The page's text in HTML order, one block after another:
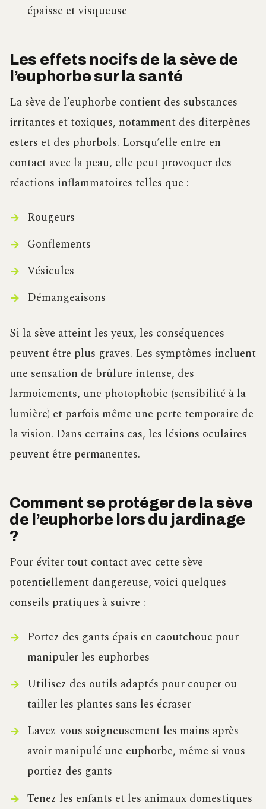
épaisse et visqueuse
Les effets nocifs de la sève de
l’euphorbe sur la santé
La sève de l’euphorbe contient des substances
irritantes et toxiques, notamment des diterpènes
esters et des phorbols. Lorsqu’elle entre en
contact avec la peau, elle peut provoquer des
réactions inflammatoires telles que :
Rougeurs
Gonflements
Vésicules
Démangeaisons
Si la sève atteint les yeux, les conséquences
peuvent être plus graves. Les symptômes incluent
une sensation de brûlure intense, des
larmoiements, une photophobie (sensibilité à la
lumière) et parfois même une perte temporaire de
la vision. Dans certains cas, les lésions oculaires
peuvent être permanentes.
Comment se protéger de la sève
de l’euphorbe lors du jardinage
?
Pour éviter tout contact avec cette sève
potentiellement dangereuse, voici quelques
conseils pratiques à suivre :
Portez des gants épais en caoutchouc pour
manipuler les euphorbes
Utilisez des outils adaptés pour couper ou
tailler les plantes sans les écraser
Lavez-vous soigneusement les mains après
avoir manipulé une euphorbe, même si vous
portiez des gants
Tenez les enfants et les animaux domestiques